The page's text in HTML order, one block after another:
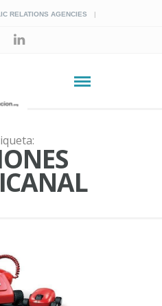
RELATIONS AGENCIES